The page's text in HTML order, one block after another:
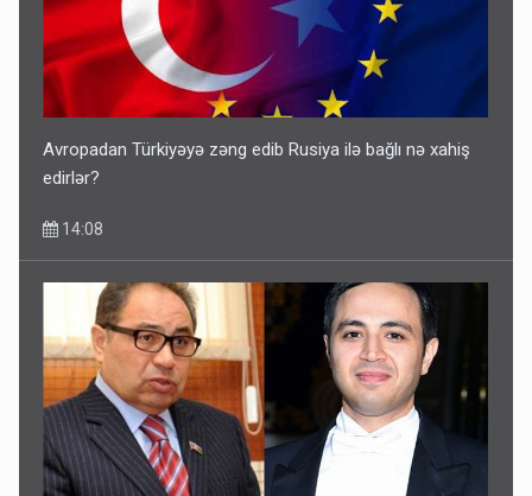
Avropadan Türkiyəyə zəng edib Rusiya ilə bağlı nə xahiş
edirlər?
14:08